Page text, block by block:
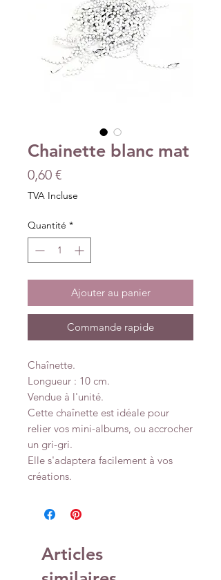
Chainette blanc mat
0,60 €Prix
TVA Incluse
Quantité *
Ajouter au panier
Commande rapide
Chaînette.
Longueur : 10 cm.
Vendue à l'unité.
Cette chaînette est idéale pour
relier vos mini-albums, ou accrocher
un gri-gri.
Elle s'adaptera facilement à vos
créations.
Articles